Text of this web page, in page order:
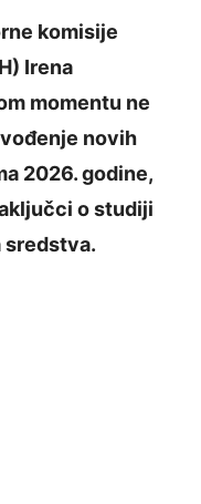
komisije
Irena
momentu ne
novih
2026. godine,
o studiji
sredstva.